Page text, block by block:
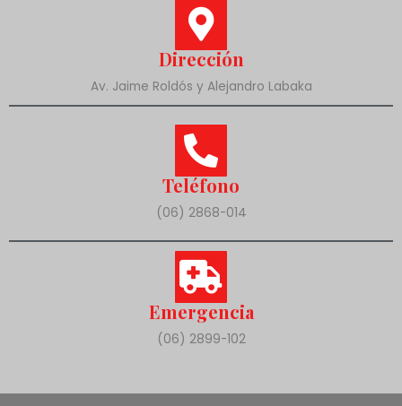
Dirección
Av. Jaime Roldós y Alejandro Labaka
Teléfono
(06) 2868-014
Emergencia
(06) 2899-102